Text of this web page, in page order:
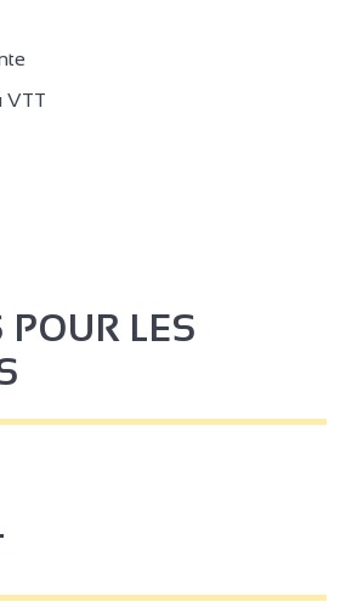
VTT
Wifi
POUR LES